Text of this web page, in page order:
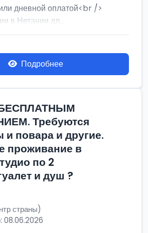
дневной оплатой<br />
в Нетании дл...
Подробнее
Требуются
повара и другие.
проживание в
по 2
и душ ?
страны)
08.06.2026